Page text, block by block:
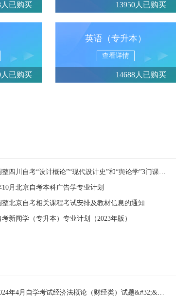
人已购买 13950人已购买
人已购买
英语（专升本）
查看详情
14688人已购买
关于调整四川自考“设计概论”“现代设计史”和“舆论学”3门课程教材的通告
10月北京自考本科广告学专业计划
整北京自考相关课程考试安排及教材信息的通知
考新闻学（专升本）专业计划（2023年版）
全国2024年4月自学考试经济法概论（财经类）试题&#32;&#32;